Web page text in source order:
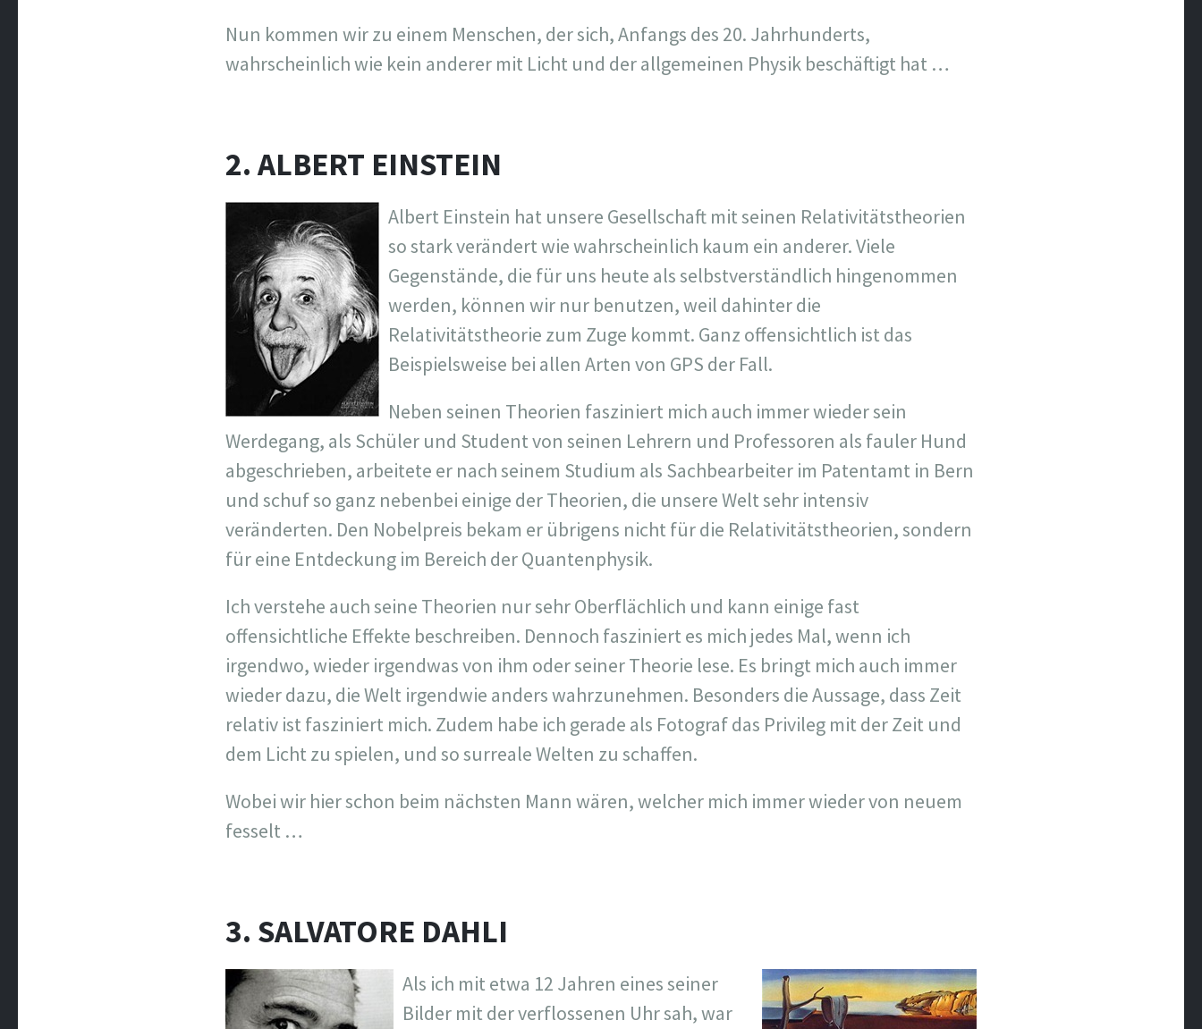
Nun kommen wir zu einem Menschen, der sich, Anfangs des 20. Jahrhunderts,
wahrscheinlich wie kein anderer mit Licht und der allgemeinen Physik beschäftigt hat …
2. ALBERT EINSTEIN
Albert Einstein hat unsere Gesellschaft mit seinen Relativitätstheorien
so stark verändert wie wahrscheinlich kaum ein anderer. Viele
Gegenstände, die für uns heute als selbstverständlich hingenommen
werden, können wir nur benutzen, weil dahinter die
Relativitätstheorie zum Zuge kommt. Ganz offensichtlich ist das
Beispielsweise bei allen Arten von GPS der Fall.
Neben seinen Theorien fasziniert mich auch immer wieder sein
Werdegang, als Schüler und Student von seinen Lehrern und Professoren als fauler Hund
abgeschrieben, arbeitete er nach seinem Studium als Sachbearbeiter im Patentamt in Bern
und schuf so ganz nebenbei einige der Theorien, die unsere Welt sehr intensiv
veränderten. Den Nobelpreis bekam er übrigens nicht für die Relativitätstheorien, sondern
für eine Entdeckung im Bereich der Quantenphysik.
Ich verstehe auch seine Theorien nur sehr Oberflächlich und kann einige fast
offensichtliche Effekte beschreiben. Dennoch fasziniert es mich jedes Mal, wenn ich
irgendwo, wieder irgendwas von ihm oder seiner Theorie lese. Es bringt mich auch immer
wieder dazu, die Welt irgendwie anders wahrzunehmen. Besonders die Aussage, dass Zeit
relativ ist fasziniert mich. Zudem habe ich gerade als Fotograf das Privileg mit der Zeit und
dem Licht zu spielen, und so surreale Welten zu schaffen.
Wobei wir hier schon beim nächsten Mann wären, welcher mich immer wieder von neuem
fesselt …
3. SALVATORE DAHLI
Als ich mit etwa 12 Jahren eines seiner
Bilder mit der verflossenen Uhr sah, war